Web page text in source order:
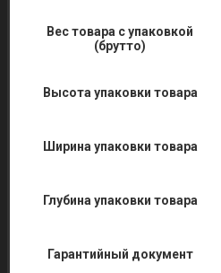
Вес товара с упаковкой
(брутто)
Высота упаковки товара
Ширина упаковки товара
Глубина упаковки товара
Гарантийный документ